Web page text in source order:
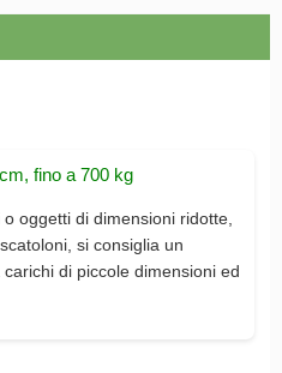
fino a 700 kg
oggetti di dimensioni ridotte,
si consiglia un
di piccole dimensioni ed